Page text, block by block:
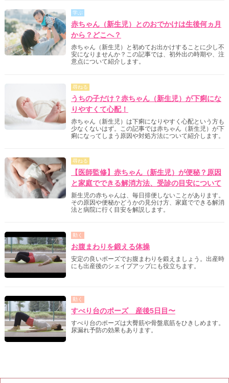
学ぶ
赤ちゃん（新生児）とのおでかけは生後何ヵ月
から？どこへ？
赤ちゃん（新生児）と初めてお出かけすることに少し不
安になりませんか？この記事では、初外出の時期や、注
意点について紹介します。
尋ねる
うちの子だけ？赤ちゃん（新生児）が下痢にな
りやすくて心配！
赤ちゃん（新生児）は下痢になりやすく心配という方も
少なくないはず。この記事では赤ちゃん（新生児）が下
痢になってしまう原因や対処方法について紹介します。
尋ねる
【医師監修】赤ちゃん（新生児）が便秘？原因
と家庭でできる解消方法、受診の目安について
新生児の赤ちゃんは、毎日排便しないことがあります。
その原因や便秘かどうかの見分け方、家庭でできる解消
法と病院に行く目安を解説します。
動く
お腹まわりを鍛える体操
安定の良いポーズでお腹まわりを鍛えましょう。出産時
にも出産後のシェイプアップにも役立ちます。
動く
すべり台のポーズ 産後5日目〜
すべり台のポーズは大臀筋や骨盤底筋をひきしめます。
尿漏れ予防の効果もあります。